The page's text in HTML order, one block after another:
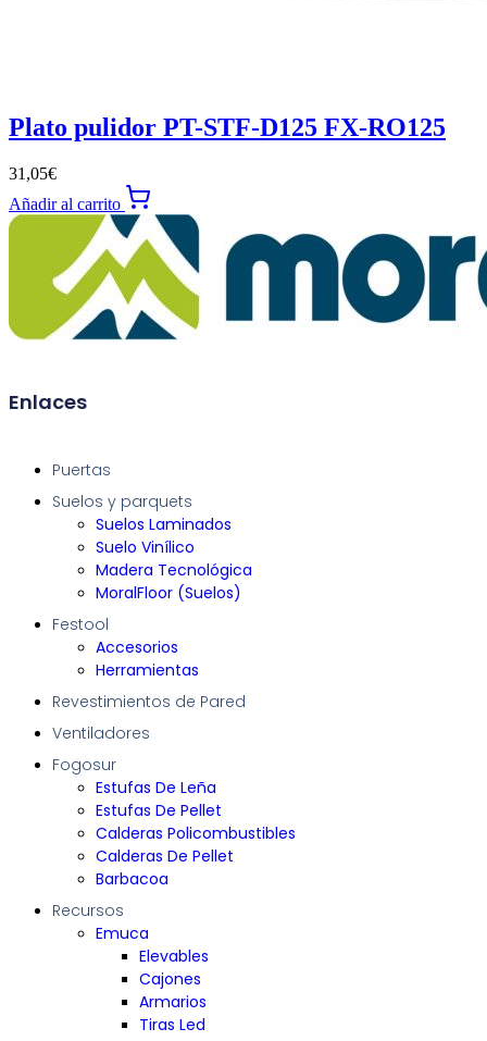
Plato pulidor PT-STF-D125 FX-RO125
31,05€
Añadir al carrito
Enlaces
Puertas
Suelos y parquets
Suelos Laminados
Suelo Vinílico
Madera Tecnológica
MoralFloor (Suelos)
Festool
Accesorios
Herramientas
Revestimientos de Pared
Ventiladores
Fogosur
Estufas De Leña
Estufas De Pellet
Calderas Policombustibles
Calderas De Pellet
Barbacoa
Recursos
Emuca
Elevables
Cajones
Armarios
Tiras Led